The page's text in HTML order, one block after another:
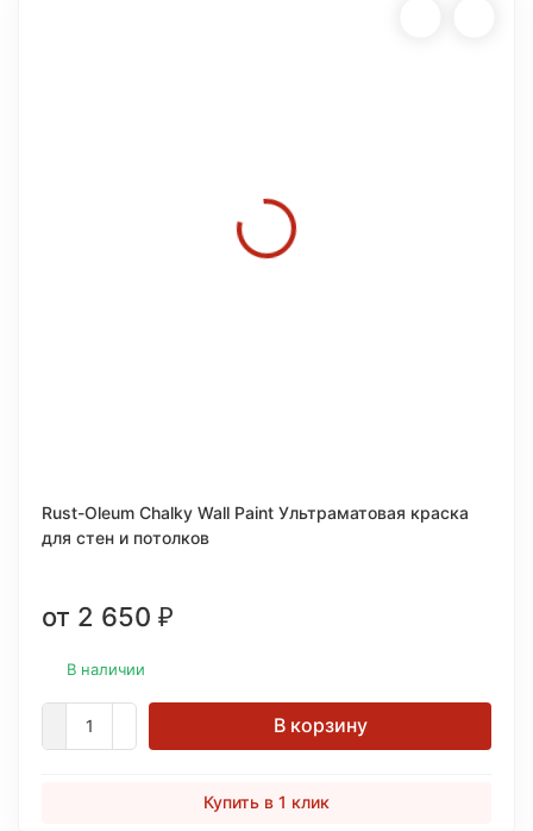
Rust-Oleum Chalky Wall Paint Ультраматовая краска
для стен и потолков
от 2 650 ₽
В наличии
В корзину
Купить в 1 клик